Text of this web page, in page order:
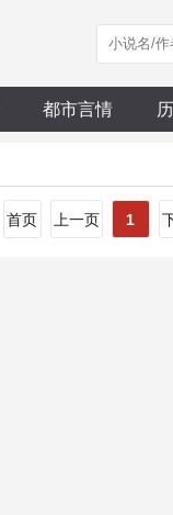
都市言情
首页 上一页 1